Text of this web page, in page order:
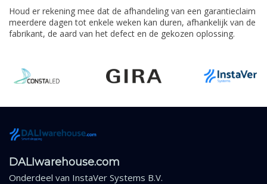
Houd er rekening mee dat de afhandeling van een garantieclaim
meerdere dagen tot enkele weken kan duren, afhankelijk van de
fabrikant, de aard van het defect en de gekozen oplossing.
DALIwarehouse.com
Onderdeel van InstaVer Systems B.V.